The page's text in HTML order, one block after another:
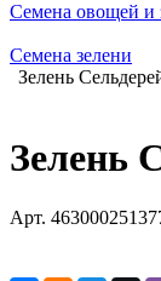
Семена овощей и
Семена зелени
Зелень
Зелень
Арт.